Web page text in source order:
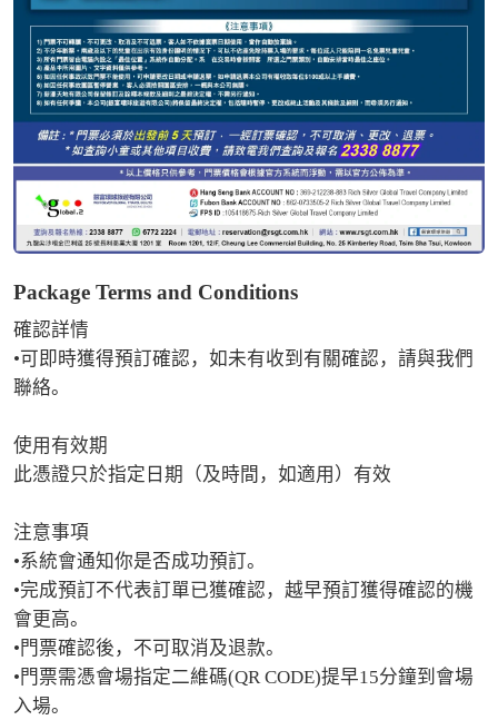
Package Terms and Conditions
確認詳情
•可即時獲得預訂確認，如未有收到有關確認，請與我們
聯絡。
使用有效期
此憑證只於指定日期（及時間，如適用）有效
注意事項
•系統會通知你是否成功預訂。
•完成預訂不代表訂單已獲確認，越早預訂獲得確認的機
會更高。
•門票確認後，不可取消及退款。
•門票需憑會場指定二維碼(QR CODE)提早15分鐘到會場
入場。